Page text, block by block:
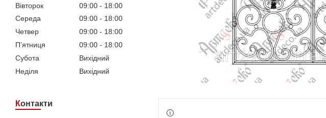
Вівторок
09:00
18:00
Середа
09:00
18:00
Четвер
09:00
18:00
Пʼятниця
09:00
18:00
Субота
Вихідний
Неділя
Вихідний
Контакти